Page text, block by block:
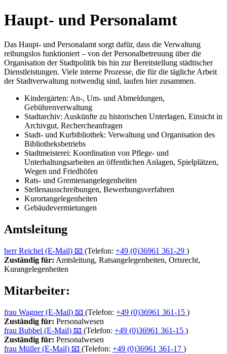
Haupt- und Personalamt
Das Haupt- und Personalamt sorgt dafür, dass die Verwaltung
reibungslos funktioniert – von der Personalbetreuung über die
Organisation der Stadtpolitik bis hin zur Bereitstellung städtischer
Dienstleistungen. Viele interne Prozesse, die für die tägliche Arbeit
der Stadtverwaltung notwendig sind, laufen hier zusammen.
Kindergärten: An-, Um- und Abmeldungen,
Gebührenverwaltung
Stadtarchiv: Auskünfte zu historischen Unterlagen, Einsicht in
Archivgut, Rechercheanfragen
Stadt- und Kurbibliothek: Verwaltung und Organisation des
Bibliotheksbetriebs
Stadtmeisterei: Koordination von Pflege- und
Unterhaltungsarbeiten an öffentlichen Anlagen, Spielplätzen,
Wegen und Friedhöfen
Rats- und Gremienangelegenheiten
Stellenausschreibungen, Bewerbungsverfahren
Kurortangelegenheiten
Gebäudevermietungen
Amtsleitung
herrReichel (E-Mail) 📧 (Telefon: +49 (0)36961 361-29 )
Zuständig für: Amtsleitung, Ratsangelegenheiten, Ortsrecht,
Kurangelegenheiten
Mitarbeiter:
frau Wagner(E-Mail) 📧 (Telefon: +49 (0)36961 361-15 )
Zuständig für: Personalwesen
frau Bubbel (E-Mail) 📧 (Telefon: +49 (0)36961 361-15 )
Zuständig für: Personalwesen
frau Müller(E-Mail) 📧 (Telefon: +49 (0)36961 361-17 )